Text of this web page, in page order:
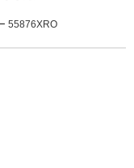
55876XRO